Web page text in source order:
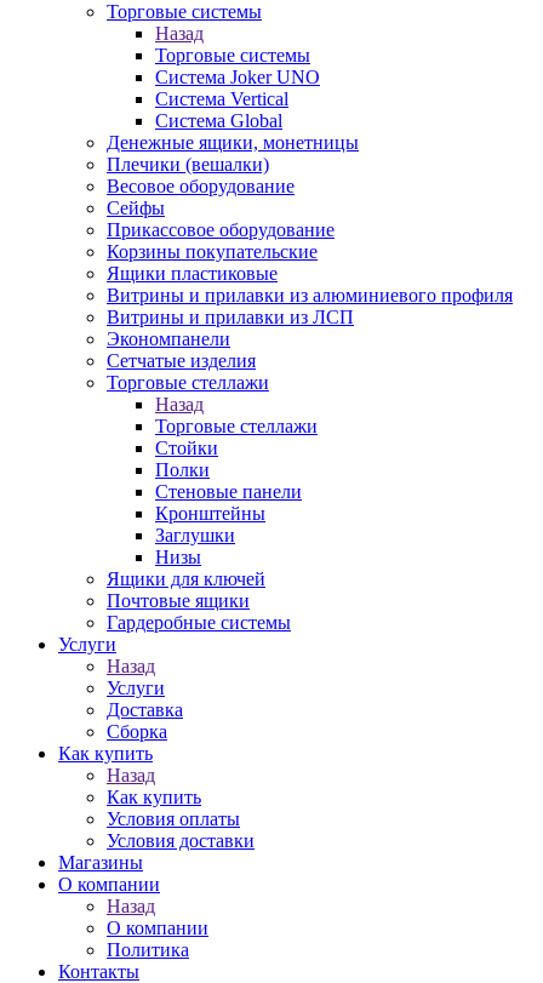
Торговые системы
Назад
Торговые системы
Система Joker UNO
Система Vertical
Система Global
Денежные ящики, монетницы
Плечики (вешалки)
Весовое оборудование
Сейфы
Прикассовое оборудование
Корзины покупательские
Ящики пластиковые
Витрины и прилавки из алюминиевого профиля
Витрины и прилавки из ЛСП
Экономпанели
Сетчатые изделия
Торговые стеллажи
Назад
Торговые стеллажи
Стойки
Полки
Стеновые панели
Кронштейны
Заглушки
Низы
Ящики для ключей
Почтовые ящики
Гардеробные системы
Услуги
Назад
Услуги
Доставка
Сборка
Как купить
Назад
Как купить
Условия оплаты
Условия доставки
Магазины
О компании
Назад
О компании
Политика
Контакты